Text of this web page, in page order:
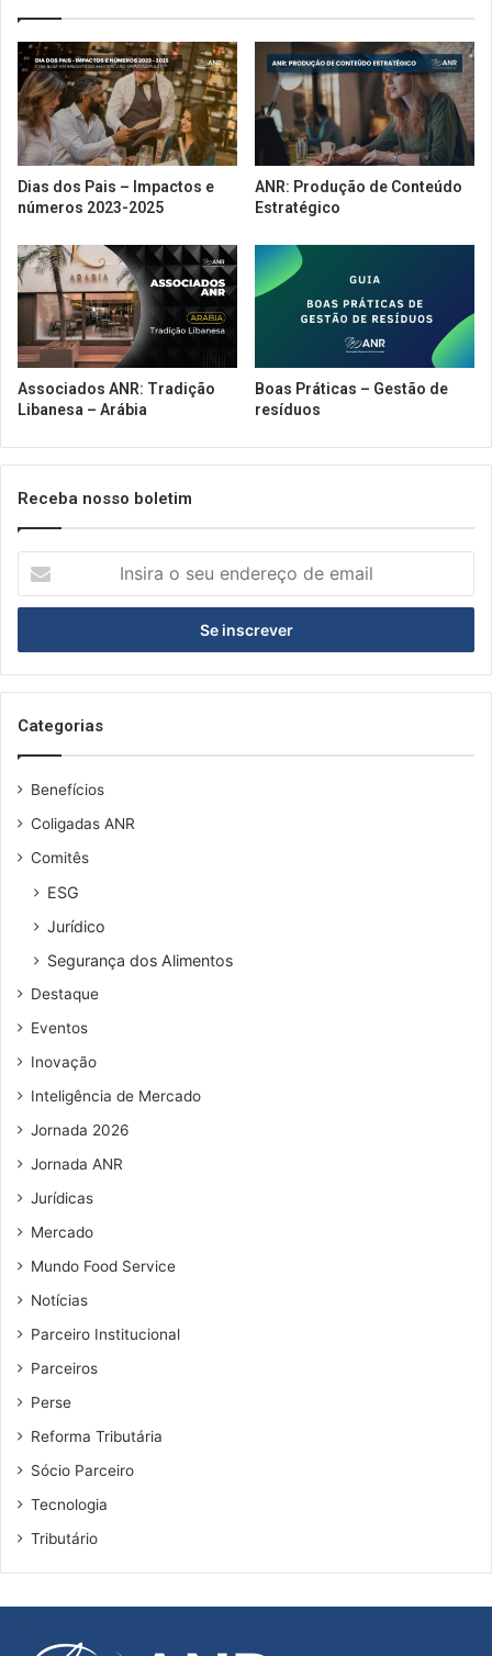
Dias dos Pais – Impactos e
números 2023-2025
ANR: Produção de Conteúdo
Estratégico
Associados ANR: Tradição
Libanesa – Arábia
Boas Práticas – Gestão de
resíduos
Receba nosso boletim
seu
de
email
Categorias
Benefícios
Coligadas ANR
Comitês
ESG
Jurídico
Segurança dos Alimentos
Destaque
Eventos
Inovação
Inteligência de Mercado
Jornada 2026
Jornada ANR
Jurídicas
Mercado
Mundo Food Service
Notícias
Parceiro Institucional
Parceiros
Perse
Reforma Tributária
Sócio Parceiro
Tecnologia
Tributário